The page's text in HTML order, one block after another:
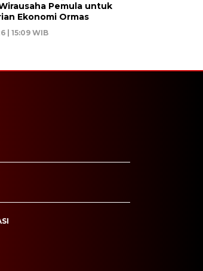
Pemula untuk
Ekonomi Ormas
| 15:09 WIB